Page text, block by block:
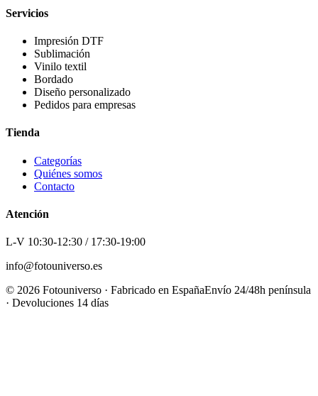
Servicios
Impresión DTF
Sublimación
Vinilo textil
Bordado
Diseño personalizado
Pedidos para empresas
Tienda
Categorías
Quiénes somos
Contacto
Atención
L-V 10:30-12:30 / 17:30-19:00
info@fotouniverso.es
© 2026 Fotouniverso · Fabricado en EspañaEnvío 24/48h península
· Devoluciones 14 días